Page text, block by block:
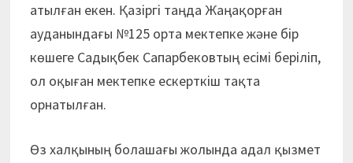
атылған екен. Қазіргі таңда Жаңақорған
ауданындағы №125 орта мектепке және бір
көшеге Садықбек Сапарбековтың есімі беріліп,
ол оқыған мектепке ескерткіш тақта
орнатылған.
Өз халқының болашағы жолында адал қызмет